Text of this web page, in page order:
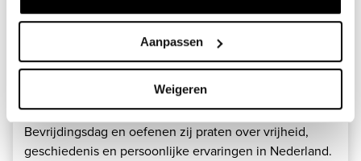
Aanpassen
Weigeren
NT2-lesbrief: Bevrijdingsdag
Vrijheid vieren en bespreken in begrijpelijke taal. Met
deze NT2‑lesbrief verkennen deelnemers
Bevrijdingsdag en oefenen zij praten over vrijheid,
geschiedenis en persoonlijke ervaringen in Nederland.